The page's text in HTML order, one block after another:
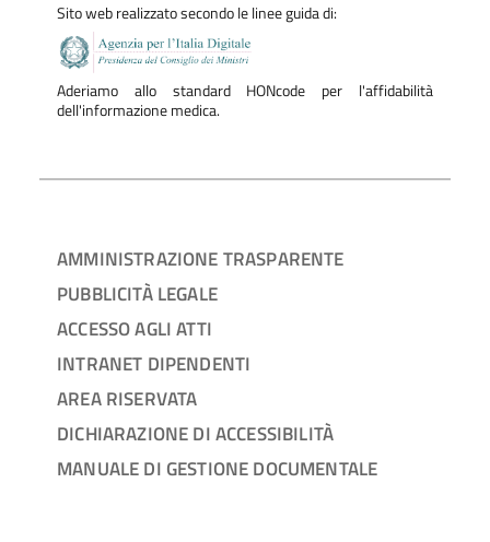
Sito web realizzato secondo le linee guida di:
Aderiamo allo standard HONcode per l'affidabilità
dell'informazione medica.
AMMINISTRAZIONE TRASPARENTE
PUBBLICITÀ LEGALE
ACCESSO AGLI ATTI
INTRANET DIPENDENTI
AREA RISERVATA
DICHIARAZIONE DI ACCESSIBILITÀ
MANUALE DI GESTIONE DOCUMENTALE